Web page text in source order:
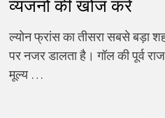
व्यंजनों की खोज करें
ल्योन फ्रांस का तीसरा सबसे बड़ा
पर नजर डालता है। गॉल की पूर्व
मूल्य …